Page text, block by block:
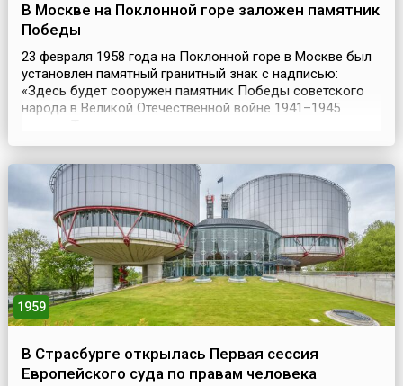
В Москве на Поклонной горе заложен памятник
Победы
23 февраля 1958 года на Поклонной горе в Москве был
установлен памятный гранитный знак с надписью:
«Здесь будет сооружен памятник Победы советского
народа в Великой Отечественной войне 1941–1945
парк, который назвали именем Победы. Поклонная гора
реками Сетунь и Филька. Когда-то гора находилась ...
1959
В Страсбурге открылась Первая сессия
Европейского суда по правам человека